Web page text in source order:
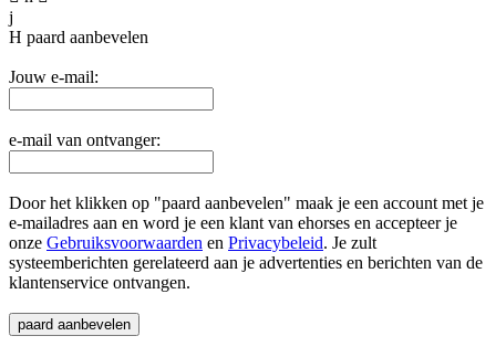
j
H paard aanbevelen
Jouw e-mail:
e-mail van ontvanger:
Door het klikken op "paard aanbevelen" maak je een account met je
e-mailadres aan en word je een klant van ehorses en accepteer je
onze Gebruiksvoorwaarden en Privacybeleid. Je zult
systeemberichten gerelateerd aan je advertenties en berichten van de
klantenservice ontvangen.